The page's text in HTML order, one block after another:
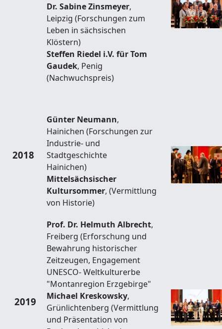
Dr. Sabine Zinsmeyer,
Leipzig (Forschungen zum
Leben in sächsischen
Klöstern)
Steffen Riedel i.V. für Tom
Gaudek, Penig
(Nachwuchspreis)
2018
Günter Neumann,
Hainichen (Forschungen zur
Industrie- und
Stadtgeschichte
Hainichen)
Mittelsächsischer
Kultursommer, (Vermittlung
von Historie)
2019
Prof. Dr. Helmuth Albrecht,
Freiberg (Erforschung und
Bewahrung historischer
Zeitzeugen, Engagement
UNESCO- Weltkulturerbe
"Montanregion Erzgebirge"
Michael Kreskowsky,
Grünlichtenberg (Vermittlung
und Präsentation von